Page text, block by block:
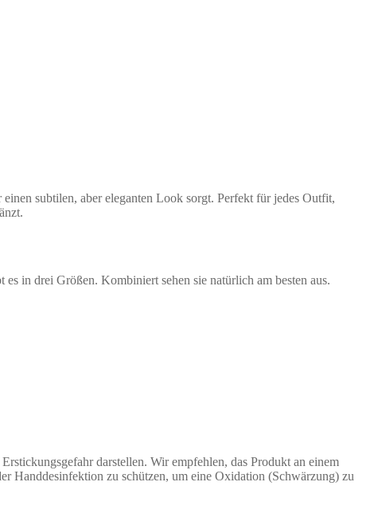
subtilen, aber eleganten Look sorgt. Perfekt für jedes Outfit,
in drei Größen. Kombiniert sehen sie natürlich am besten aus.
darstellen. Wir empfehlen, das Produkt an einem
Handdesinfektion zu schützen, um eine Oxidation (Schwärzung) zu